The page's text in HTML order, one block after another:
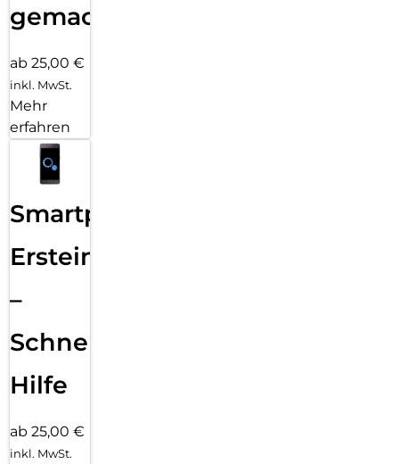
gemacht!
ab 25,00 €
inkl. MwSt.
Mehr
erfahren
Smartphone
Ersteinrichtung
–
Schnelle
Hilfe
ab 25,00 €
inkl. MwSt.